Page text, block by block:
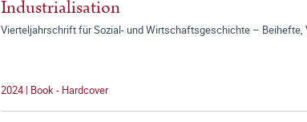
Industrialisation
Vierteljahrschrift für Sozial- und Wirtschaftsgeschichte – Beihefte,
2024 | Book - Hardcover